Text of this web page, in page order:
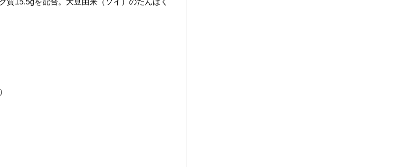
質15.5gを配合。大豆由来（ソイ）のたんぱく